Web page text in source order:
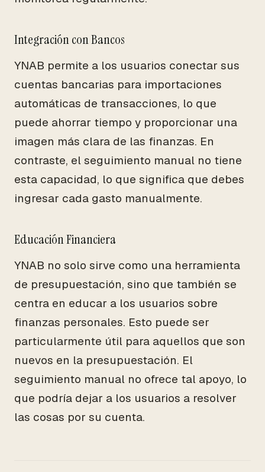
Integración con Bancos
YNAB permite a los usuarios conectar sus
cuentas bancarias para importaciones
automáticas de transacciones, lo que
puede ahorrar tiempo y proporcionar una
imagen más clara de las finanzas. En
contraste, el seguimiento manual no tiene
esta capacidad, lo que significa que debes
ingresar cada gasto manualmente.
Educación Financiera
YNAB no solo sirve como una herramienta
de presupuestación, sino que también se
centra en educar a los usuarios sobre
finanzas personales. Esto puede ser
particularmente útil para aquellos que son
nuevos en la presupuestación. El
seguimiento manual no ofrece tal apoyo, lo
que podría dejar a los usuarios a resolver
las cosas por su cuenta.